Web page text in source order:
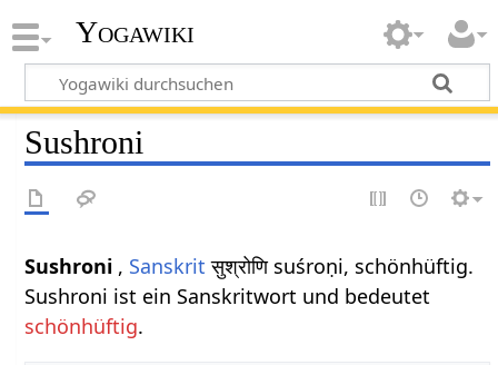
Yogawiki
Sushroni
Sushroni , Sanskrit सुश्रोणि suśroṇi, schönhüftig.
Sushroni ist ein Sanskritwort und bedeutet
schönhüftig.